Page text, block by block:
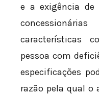
e a exigência de
características
pessoa com
especificações
razão pela qual o